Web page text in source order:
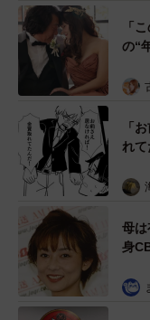
「
の“
た
「
れ
生
ぬ申
母は
身
る」